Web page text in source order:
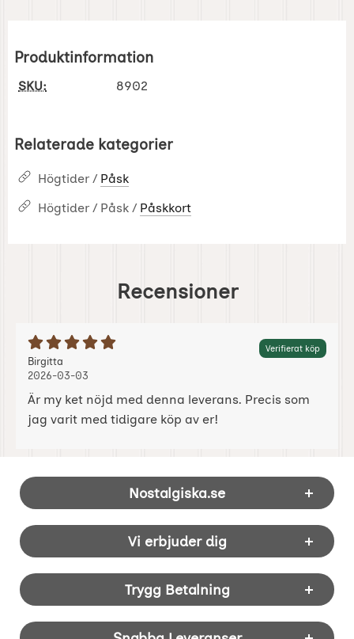
Produktinformation
SKU: 8902
Relaterade kategorier
Högtider / Påsk
Högtider / Påsk / Påskkort
Recensioner
Betyg: 5 Stjärnor av 5 Verifierat köp
Recension av:
Birgitta
2026-03-03
Är my ket nöjd med denna leverans. Precis som
jag varit med tidigare köp av er!
Sidfot Blandad info och länkar
Nostalgiska.se
Vi erbjuder dig
Trygg Betalning